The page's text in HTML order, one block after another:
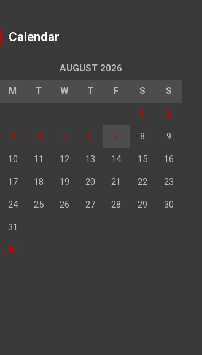
Calendar
AUGUST 2026
M T W T F S S
1 2
3 4 5 6 7 8 9
10 11 12 13 14 15 16
17 18 19 20 21 22 23
24 25 26 27 28 29 30
31
« Jul